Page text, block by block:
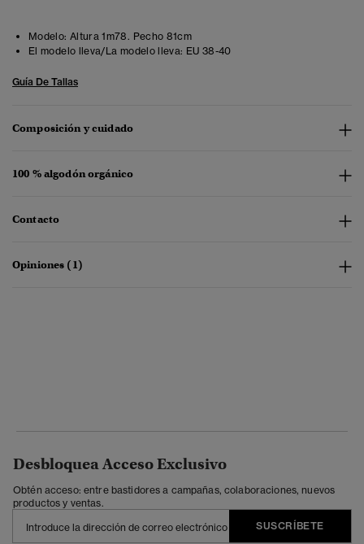
Modelo: Altura 1m78. Pecho 81cm
El modelo lleva/La modelo lleva: EU 38-40
Guía De Tallas
Composición y cuidado
100 % algodón orgánico
Contacto
Opiniones (1)
Desbloquea Acceso Exclusivo
Obtén acceso: entre bastidores a campañas, colaboraciones, nuevos
productos y ventas.
SUSCRÍBETE